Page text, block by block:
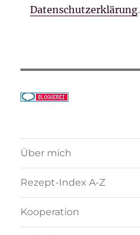
Datenschutzerklärung.
Über mich
Rezept-Index A-Z
Kooperation